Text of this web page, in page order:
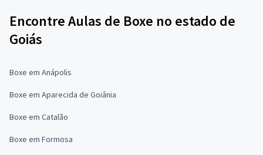
Encontre Aulas de Boxe no estado de
Goiás
Boxe em Anápolis
Boxe em Aparecida de Goiânia
Boxe em Catalão
Boxe em Formosa